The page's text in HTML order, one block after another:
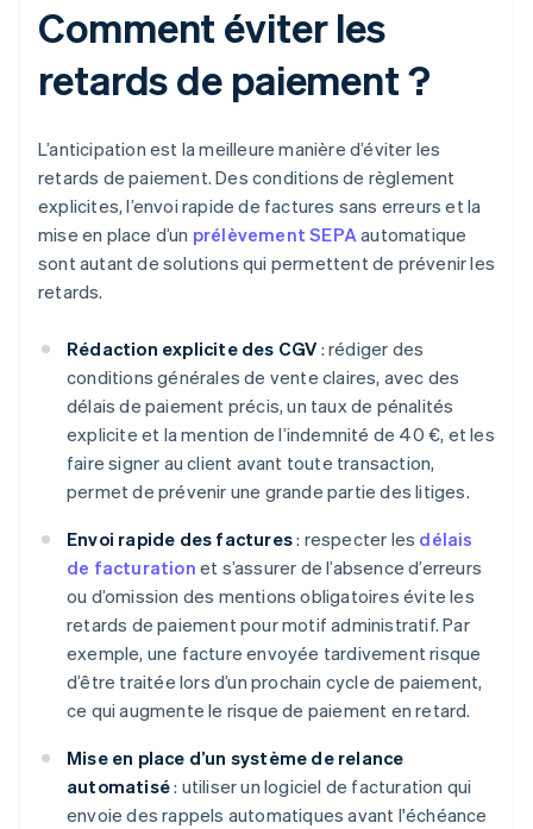
Comment éviter les
retards de paiement ?
L’anticipation est la meilleure manière d’éviter les
retards de paiement. Des conditions de règlement
explicites, l’envoi rapide de factures sans erreurs et la
mise en place d’un prélèvement SEPAautomatique
sont autant de solutions qui permettent de prévenir les
retards.
Rédaction explicite des CGV: rédiger des
conditions générales de vente claires, avec des
délais de paiement précis, un taux de pénalités
explicite et la mention de l’indemnité de 40 €, et les
faire signer au client avant toute transaction,
permet de prévenir une grande partie des litiges.
Envoi rapide des factures: respecter les délais
de facturation et s’assurer de l’absence d’erreurs
ou d’omission des mentions obligatoires évite les
retards de paiement pour motif administratif. Par
exemple, une facture envoyée tardivement risque
d’être traitée lors d’un prochain cycle de paiement,
ce qui augmente le risque de paiement en retard.
Mise en place d’un système de relance
automatisé: utiliser un logiciel de facturation qui
envoie des rappels automatiques avant l'échéance